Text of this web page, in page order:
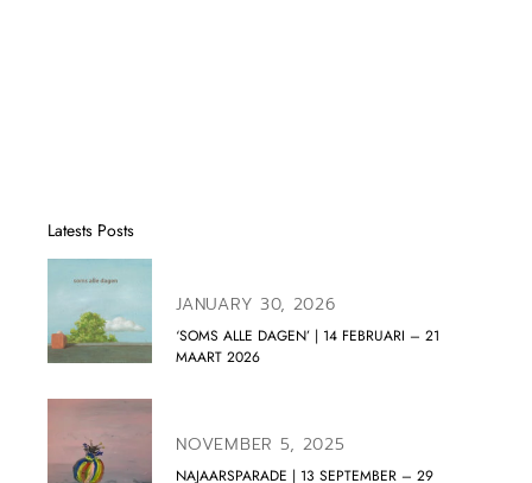
Latests Posts
JANUARY 30, 2026
‘SOMS ALLE DAGEN’ | 14 FEBRUARI – 21
MAART 2026
NOVEMBER 5, 2025
NAJAARSPARADE | 13 SEPTEMBER – 29